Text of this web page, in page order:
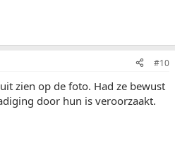
#10
zien op de foto. Had ze bewust
door hun is veroorzaakt.